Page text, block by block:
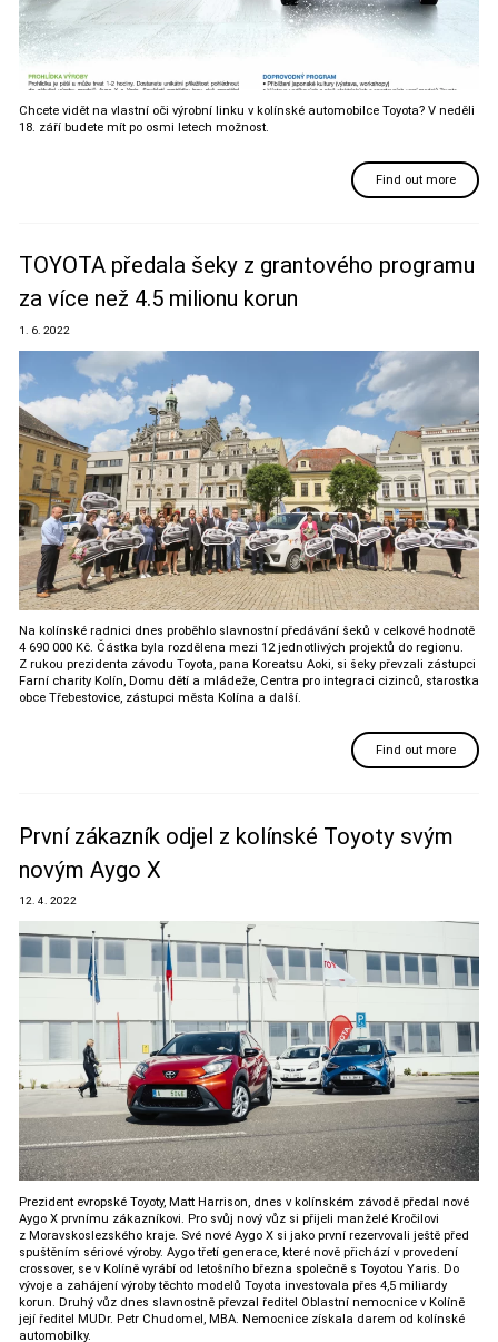
Chcete vidět na vlastní oči výrobní linku v kolínské automobilce Toyota? V neděli
18. září budete mít po osmi letech možnost.
Find out more
TOYOTA předala šeky z grantového programu
za více než 4.5 milionu korun
1. 6. 2022
Na kolínské radnici dnes proběhlo slavnostní předávání šeků v celkové hodnotě
4 690 000 Kč. Částka byla rozdělena mezi 12 jednotlivých projektů do regionu.
Z rukou prezidenta závodu Toyota, pana Koreatsu Aoki, si šeky převzali zástupci
Farní charity Kolín, Domu dětí a mládeže, Centra pro integraci cizinců, starostka
obce Třebestovice, zástupci města Kolína a další.
Find out more
První zákazník odjel z kolínské Toyoty svým
novým Aygo X
12. 4. 2022
Prezident evropské Toyoty, Matt Harrison, dnes v kolínském závodě předal nové
Aygo X prvnímu zákazníkovi. Pro svůj nový vůz si přijeli manželé Kročilovi
z Moravskoslezského kraje. Své nové Aygo X si jako první rezervovali ještě před
spuštěním sériové výroby. Aygo třetí generace, které nově přichází v provedení
crossover, se v Kolíně vyrábí od letošního března společně s Toyotou Yaris. Do
vývoje a zahájení výroby těchto modelů Toyota investovala přes 4,5 miliardy
korun. Druhý vůz dnes slavnostně převzal ředitel Oblastní nemocnice v Kolíně
její ředitel MUDr. Petr Chudomel, MBA. Nemocnice získala darem od kolínské
automobilky.